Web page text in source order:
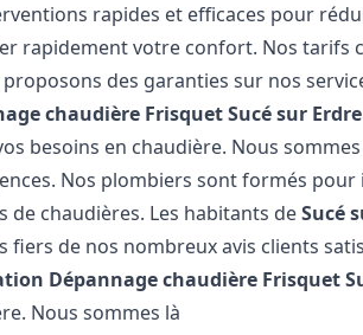
rapides et efficaces pour
rapidement votre confort. Nos tarifs
des garanties sur nos
chaudière FrisquetSucé sur Erdre
besoins en chaudière. Nous
Nos plombiers sont formés
de chaudières. Les habitants deSucé
fiers de nos nombreux avis clients
Dépannage chaudière Frisquet
Nous sommes là